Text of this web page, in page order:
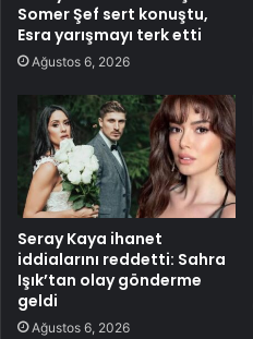
Somer Şef sert konuştu,
Esra yarışmayı terk etti
Ağustos 6, 2026
Seray Kaya ihanet
iddialarını reddetti: Sahra
Işık’tan olay gönderme
geldi
Ağustos 6, 2026